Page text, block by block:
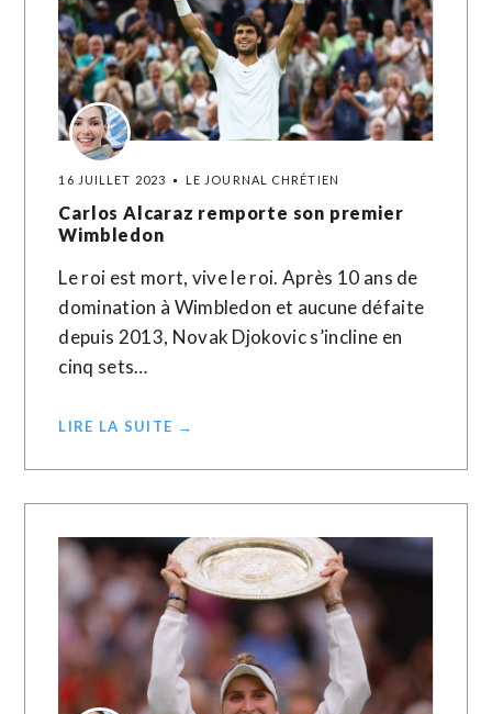
16 JUILLET 2023 LE JOURNAL CHRÉTIEN
Carlos Alcaraz remporte son premier
Wimbledon
Le roi est mort, vive le roi. Après 10 ans de
domination à Wimbledon et aucune défaite
depuis 2013, Novak Djokovic s’incline en
cinq sets…
LIRE LA SUITE →